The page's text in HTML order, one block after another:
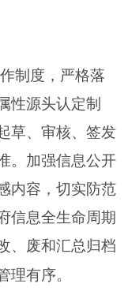
制度，严格落
性源头认定制
草、审核、签发
。加强信息公开
内容，切实防范
信息全生命周期
、废和汇总归档
理有序。